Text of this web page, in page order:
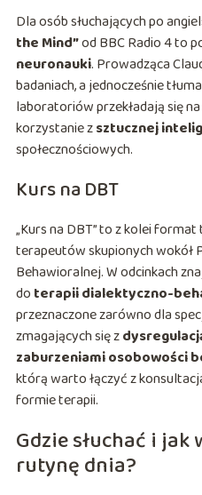
Dla osób słuchających po
the Mind”od BBC Radio 4 to
neuronauki. Prowadząca
badaniach, a jednocześnie
laboratoriów przekładają się
korzystanie zsztucznej
społecznościowych.
Kurs na DBT
„Kurs na DBT” to z kolei
terapeutów skupionych wokół
Behawioralnej. W odcinkach
do terapii dialektyczno-
przeznaczone zarówno dla
zmagających się z
zaburzeniami osobowości
którą warto łączyć z
formie terapii.
Gdzie słuchać i
rutynę dnia?